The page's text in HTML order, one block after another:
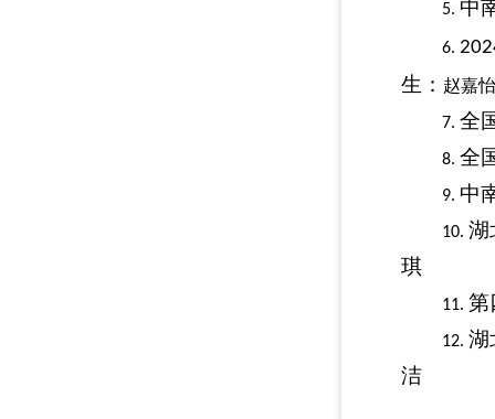
5. 中
6.
生： 赵嘉怡
7.全
8.全
9. 中
10.湖
琪
11.第
12.湖
洁